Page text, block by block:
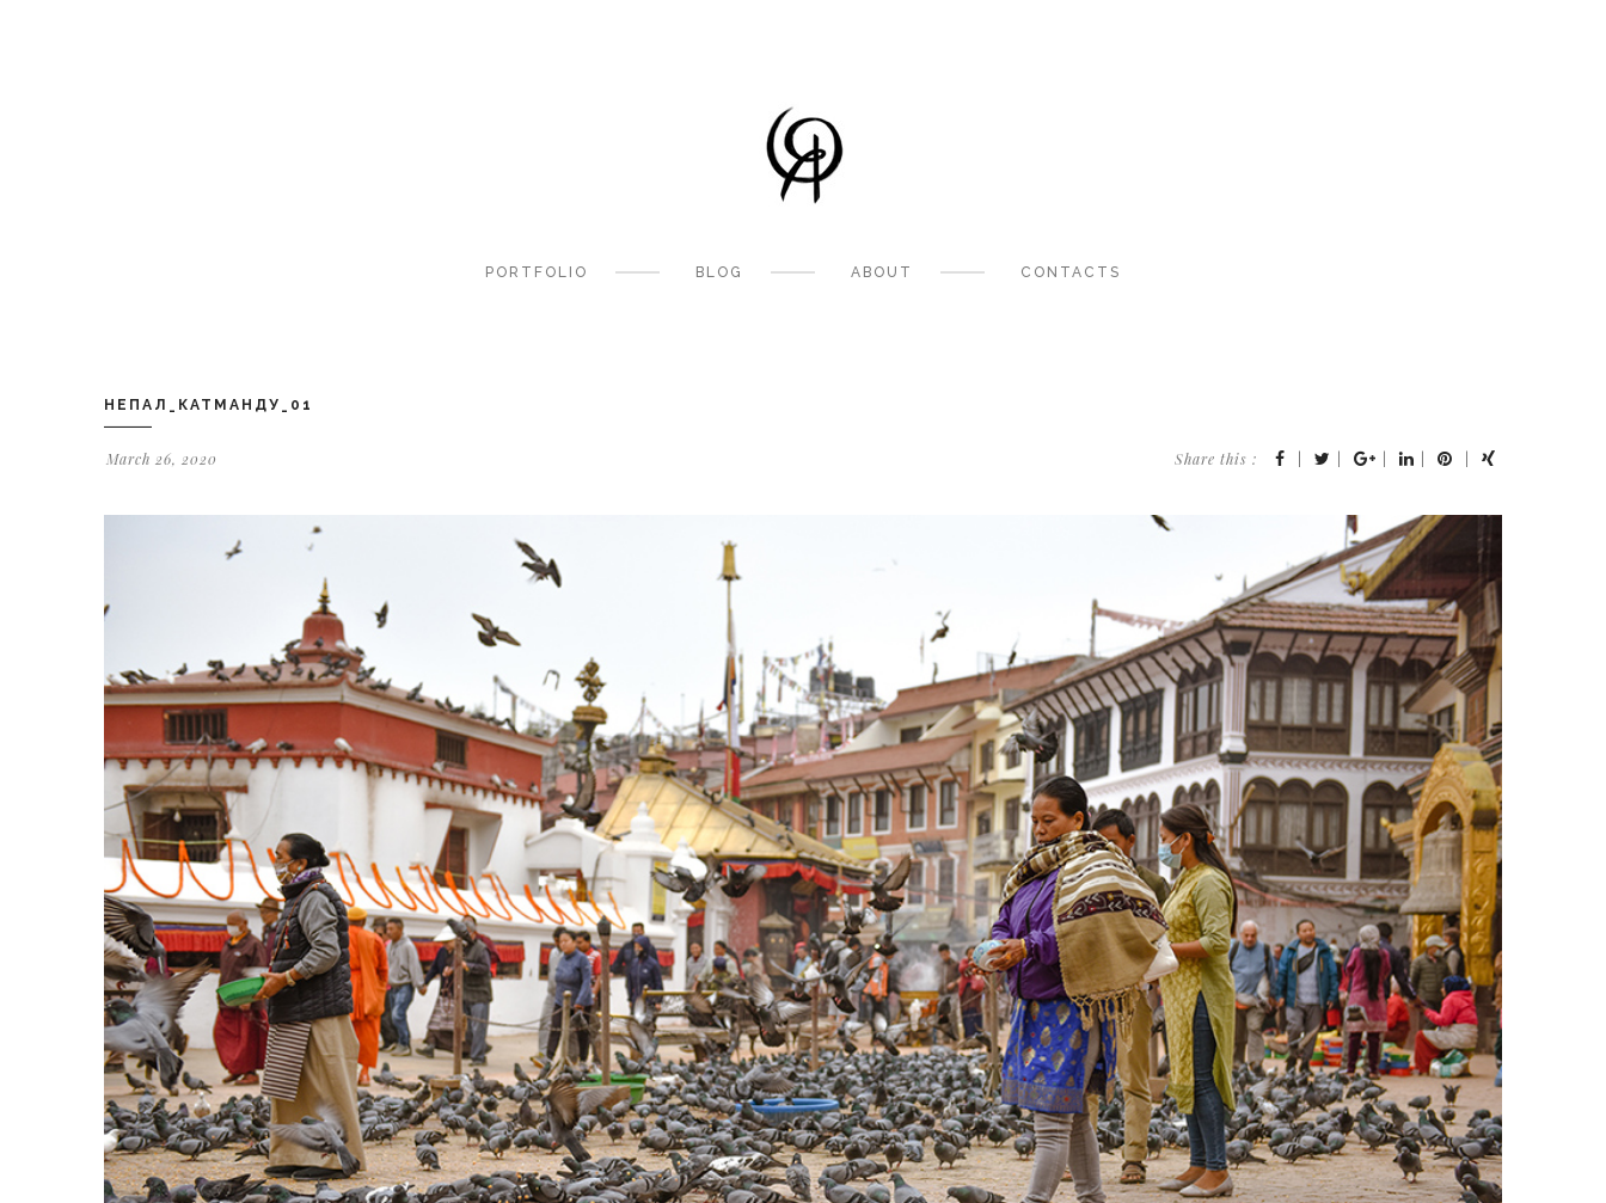
PORTFOLIO BLOG ABOUT CONTACTS
НЕПАЛ_КАТМАНДУ_01
March 26, 2020 Share this :